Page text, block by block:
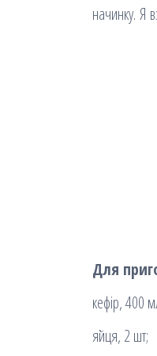
начинку. Я
Для
кефір, 400
яйця, 2 шт;